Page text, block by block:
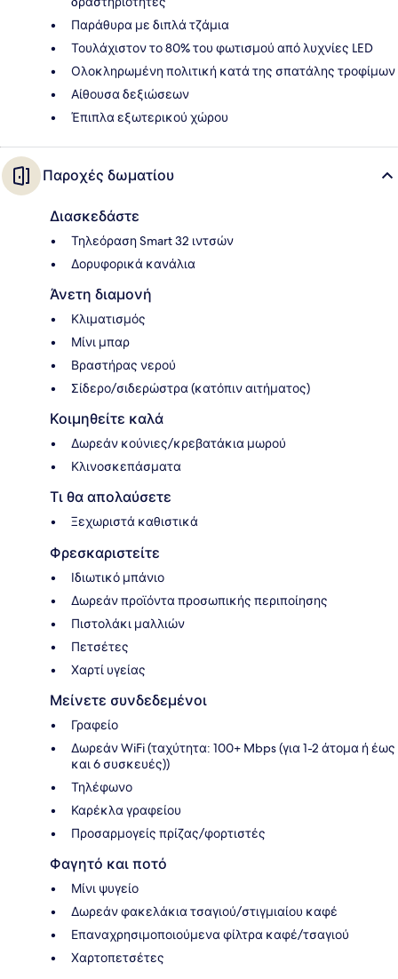
Παράθυρα με διπλά τζάμια
Τουλάχιστον το 80% του φωτισμού από λυχνίες LED
Ολοκληρωμένη πολιτική κατά της σπατάλης τροφίμων
Αίθουσα δεξιώσεων
Έπιπλα εξωτερικού χώρου
Παροχές δωματίου
Διασκεδάστε
Τηλεόραση Smart 32 ιντσών
Δορυφορικά κανάλια
Άνετη διαμονή
Κλιματισμός
Μίνι μπαρ
Βραστήρας νερού
Σίδερο/σιδερώστρα (κατόπιν αιτήματος)
Κοιμηθείτε καλά
Δωρεάν κούνιες/κρεβατάκια μωρού
Κλινοσκεπάσματα
Τι θα απολαύσετε
Ξεχωριστά καθιστικά
Φρεσκαριστείτε
Ιδιωτικό μπάνιο
Δωρεάν προϊόντα προσωπικής περιποίησης
Πιστολάκι μαλλιών
Πετσέτες
Χαρτί υγείας
Μείνετε συνδεδεμένοι
Γραφείο
Δωρεάν WiFi (ταχύτητα: 100+ Mbps (για 1-2 άτομα ή έως
και 6 συσκευές))
Τηλέφωνο
Καρέκλα γραφείου
Προσαρμογείς πρίζας/φορτιστές
Φαγητό και ποτό
Μίνι ψυγείο
Δωρεάν φακελάκια τσαγιού/στιγμιαίου καφέ
Επαναχρησιμοποιούμενα φίλτρα καφέ/τσαγιού
Χαρτοπετσέτες